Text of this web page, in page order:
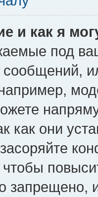
и как я
под
как они
чтобы
запрещено,